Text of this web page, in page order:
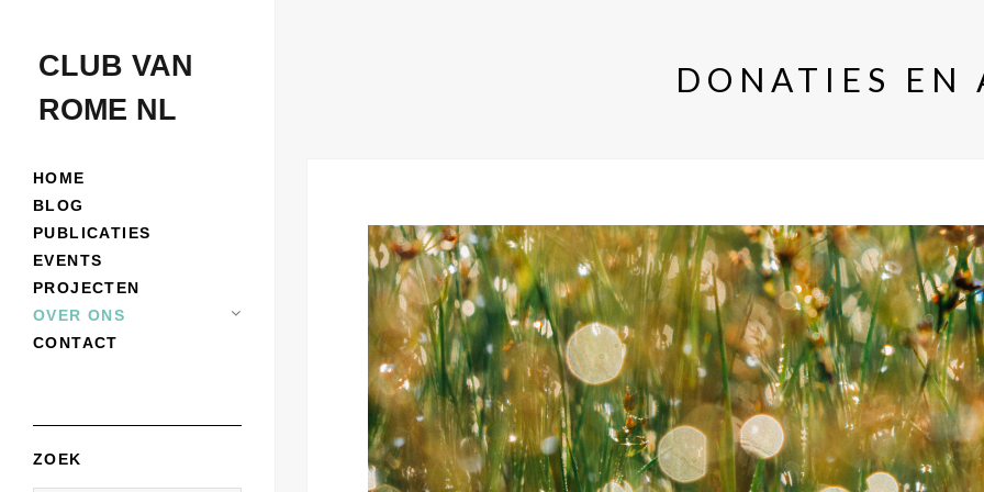
CLUB VAN
ROME NL
HOME
BLOG
PUBLICATIES
EVENTS
PROJECTEN
OVER ONS
CONTACT
ZOEK
DONATIES EN